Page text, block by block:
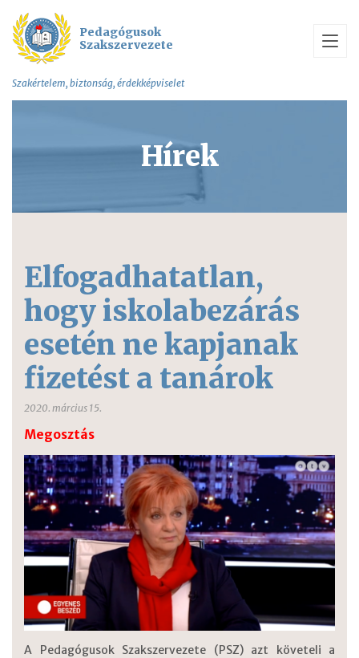
Pedagógusok
Szakszervezete
Szakértelem, biztonság, érdekképviselet
Hírek
Elfogadhatatlan,
hogy iskolabezárás
esetén ne kapjanak
fizetést a tanárok
2020. március 15.
Megosztás
A Pedagógusok Szakszervezete (PSZ) azt követeli a